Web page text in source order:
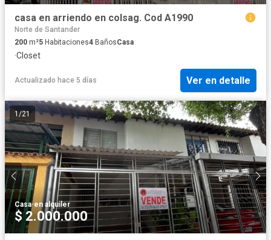
casa en arriendo en colsag. Cod A1990
Norte de Santander
200 m²5 Habitaciones4 BañosCasa
·Closet
Actualizado hace 5 días Ver en detalle
1/21
Casa·en alquiler
$ 2.000.000